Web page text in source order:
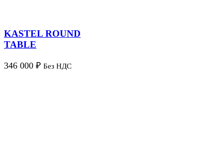
KASTEL ROUND
TABLE
346 000 ₽ Без НДС